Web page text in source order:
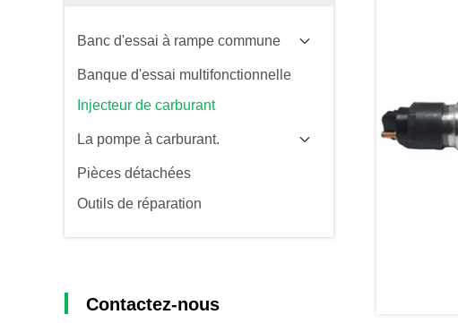
Banc d'essai à rampe commune
Banque d'essai multifonctionnelle
Injecteur de carburant
La pompe à carburant.
Pièces détachées
Outils de réparation
Contactez-nous